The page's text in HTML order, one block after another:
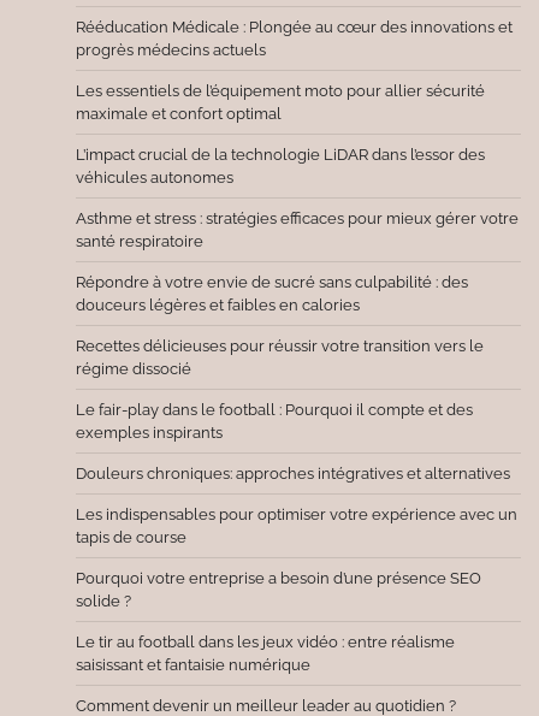
Rééducation Médicale : Plongée au cœur des innovations et
progrès médecins actuels
Les essentiels de l’équipement moto pour allier sécurité
maximale et confort optimal
L’impact crucial de la technologie LiDAR dans l’essor des
véhicules autonomes
Asthme et stress : stratégies efficaces pour mieux gérer votre
santé respiratoire
Répondre à votre envie de sucré sans culpabilité : des
douceurs légères et faibles en calories
Recettes délicieuses pour réussir votre transition vers le
régime dissocié
Le fair-play dans le football : Pourquoi il compte et des
exemples inspirants
Douleurs chroniques: approches intégratives et alternatives
Les indispensables pour optimiser votre expérience avec un
tapis de course
Pourquoi votre entreprise a besoin d’une présence SEO
solide ?
Le tir au football dans les jeux vidéo : entre réalisme
saisissant et fantaisie numérique
Comment devenir un meilleur leader au quotidien ?